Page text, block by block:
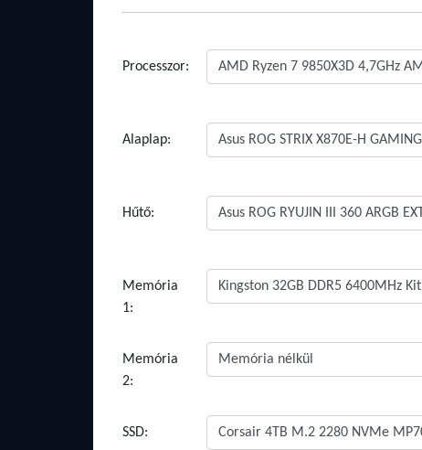
Processzor:
Alaplap:
Hűtő:
Memória
1:
Memória
2:
SSD: